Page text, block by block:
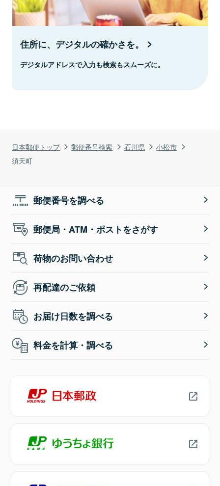
日本郵便トップ 郵便番号検索 石川県
小松市
須天町
住所に、デジタルの確かさを。
デジタルアドレスで入力も検索もスムーズに。
郵便番号を調べる
郵便局・ATM・ポストをさがす
荷物のお問い合わせ
再配達のご依頼
お届け日数を調べる
料金を計算・調べる